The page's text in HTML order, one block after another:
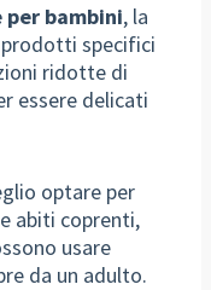
bambini, la
specifici
ridotte di
essere delicati
optare per
abiti coprenti,
usare
da un adulto.